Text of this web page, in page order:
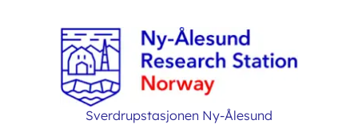
Sverdrupstasjonen Ny-Ålesund